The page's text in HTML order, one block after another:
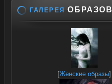
ГАЛЕРЕЯ ОБРАЗОВ
[Женские образы]